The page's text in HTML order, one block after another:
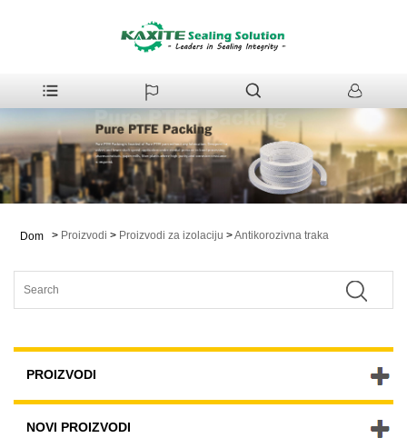
Dom > Proizvodi > Proizvodi za izolaciju >Antikorozivna traka
PROIZVODI
NOVI PROIZVODI